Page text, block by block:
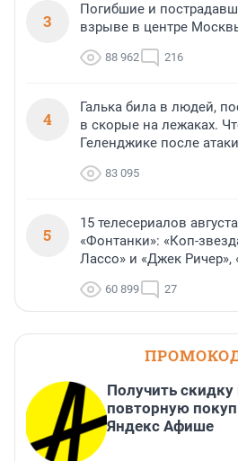
3
Погибшие и
взрыве в центре
88 962 216
4
Галька била в людей,
в скорые на лежаках.
Геленджике после
83 095
5
15 телесериалов
«Фонтанки»: «Коп-
Лассо» и «Джек Ричер»,
60 899 27
Получить
повторную
Яндекс Афише